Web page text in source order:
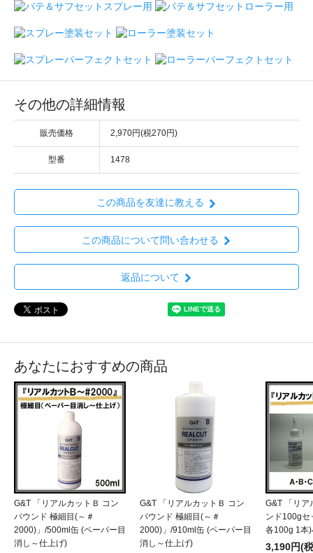
その他の詳細情報
販売価格 2,970円(税270円)
型番 1478
この商品を友達に教える
この商品について問い合わせる
返品について
あなたにおすすめの商品
G&T 「リアルカットＢ コン
パウンド 極細目(～＃
2000)」/500ml缶 (ペーパー目
消し～仕上げ)
G&T 「リアルカットＢ コン
パウンド 極細目(～＃
2000)」/910ml缶 (ペーパー目
消し～仕上げ)
G&T 「リア
ンド100gセ
各100g 1本
3,190円(